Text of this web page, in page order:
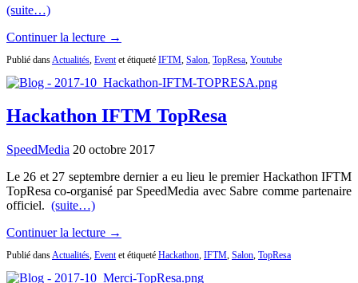
(suite…)
Continuer la lecture →
Publié dans Actualités Event et étiqueté IFTM Salon TopResa Youtube
Hackathon IFTM TopResa
SpeedMedia 20 octobre 2017
Le 26 et 27 septembre dernier a eu lieu le premier Hackathon IFTM
TopResa co-organisé par SpeedMedia avec Sabre comme partenaire
officiel. (suite…)
Continuer la lecture →
Publié dansActualités, Eventet étiqueté Hackathon, IFTM, Salon, TopResa